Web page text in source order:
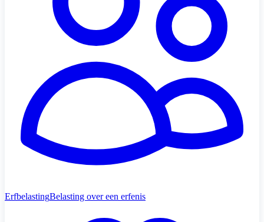
ErfbelastingBelasting over een erfenis